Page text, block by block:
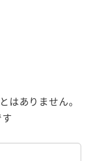
はありません。